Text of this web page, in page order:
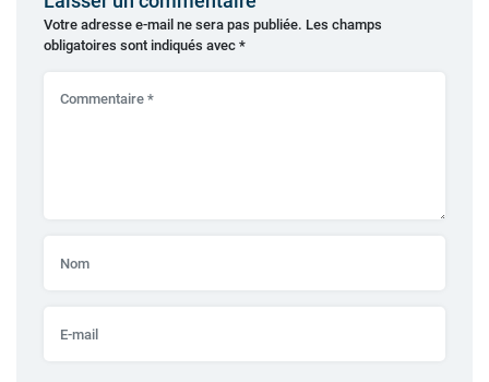
Votre adresse e-mail ne sera pas publiée. Les champs
obligatoires sont indiqués avec *